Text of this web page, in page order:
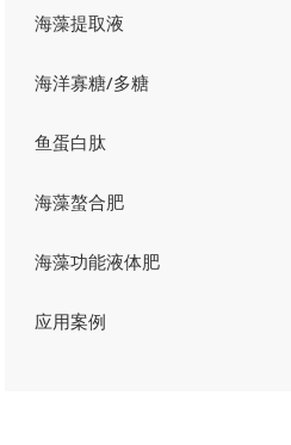
海藻提取液
海洋寡糖/多糖
鱼蛋白肽
海藻螯合肥
海藻功能液体肥
应用案例